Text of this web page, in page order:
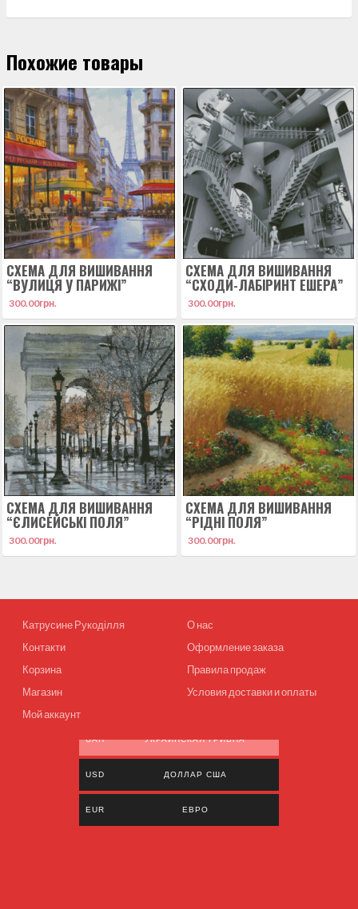
Похожие товары
СХЕМА ДЛЯ ВИШИВАННЯ
“ВУЛИЦЯ У ПАРИЖІ”
300.00грн.
СХЕМА ДЛЯ ВИШИВАННЯ
“СХОДИ-ЛАБІРИНТ ЕШЕРА”
300.00грн.
СХЕМА ДЛЯ ВИШИВАННЯ
“ЄЛИСЕЙСЬКІ ПОЛЯ”
300.00грн.
СХЕМА ДЛЯ ВИШИВАННЯ
“РІДНІ ПОЛЯ”
300.00грн.
Катрусине Рукоділля
Контакти
Корзина
Магазин
Мой аккаунт
О нас
Оформление заказа
Правила продаж
Условия доставки и оплаты
UAH УКРАИНСКАЯ ГРИВНА
USD ДОЛЛАР США
EUR ЕВРО